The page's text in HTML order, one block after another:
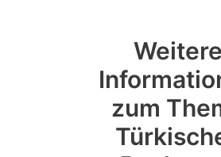
Weitere
zum